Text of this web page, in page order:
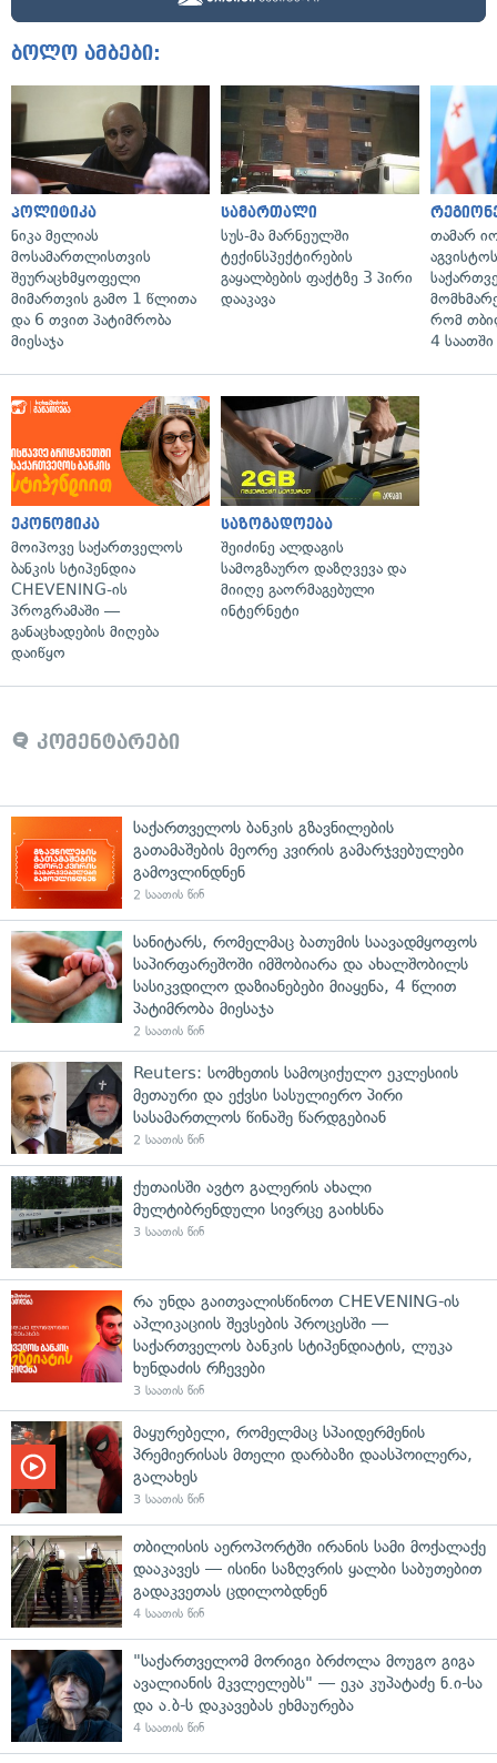
ბოლო ამბები:
პოლიტიკა
ნიკა მელიას
მოსამართლისთვის
შეურაცხმყოფელი
მიმართვის გამო 1 წლითა
და 6 თვით პატიმრობა
მიესაჯა
სამართალი
სუს-მა მარნეულში
ტექინსპექტირების
გაყალბების ფაქტზე 3 პირი
დააკავა
თამარ
რომ
4
ეკონომიკა
მოიპოვე საქართველოს
ბანკის სტიპენდია
CHEVENING-ის
პროგრამაში —
განაცხადების მიღება
დაიწყო
საზოგადოება
შეიძინე ალდაგის
სამოგზაურო დაზღვევა და
მიიღე გაორმაგებული
ინტერნეტი
კომენტარები
საქართველოს ბანკის გზავნილების
გათამაშების მეორე კვირის გამარჯვებულები
გამოვლინდნენ
2 საათის წინ
სანიტარს, რომელმაც ბათუმის საავადმყოფოს
საპირფარეშოში იმშობიარა და ახალშობილს
სასიკვდილო დაზიანებები მიაყენა, 4 წლით
პატიმრობა მიესაჯა
2 საათის წინ
Reuters: სომხეთის სამოციქულო ეკლესიის
მეთაური და ექვსი სასულიერო პირი
სასამართლოს წინაშე წარდგებიან
2 საათის წინ
ქუთაისში ავტო გალერის ახალი
მულტიბრენდული სივრცე გაიხსნა
3 საათის წინ
რა უნდა გაითვალისწინოთ CHEVENING-ის
აპლიკაციის შევსების პროცესში —
საქართველოს ბანკის სტიპენდიატის, ლუკა
ხუნდაძის რჩევები
3 საათის წინ
მაყურებელი, რომელმაც სპაიდერმენის
პრემიერისას მთელი დარბაზი დაასპოილერა,
გალახეს
3 საათის წინ
თბილისის აეროპორტში ირანის სამი მოქალაქე
დააკავეს — ისინი საზღვრის ყალბი საბუთებით
გადაკვეთას ცდილობდნენ
4 საათის წინ
"საქართველომ მორიგი ბრძოლა მოუგო გიგა
ავალიანის მკვლელებს" — ეკა კუპატაძე ნ.ი-სა
და ა.ბ-ს დაკავებას ეხმაურება
4 საათის წინ